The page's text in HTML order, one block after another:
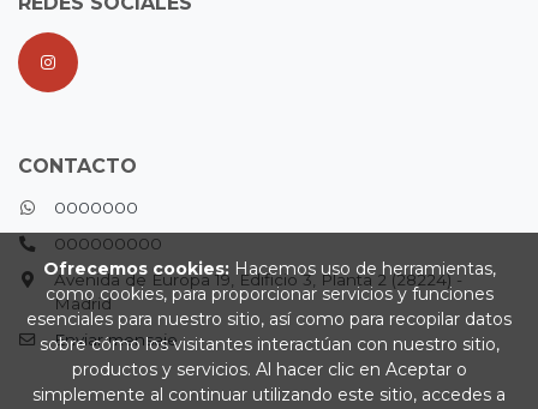
CONTACTO
0000000
000000000
Avenida de Europa 19, Edificio 3, Planta 2 (28224) -
Madrid
Enviar mensaje
Ofrecemos cookies:Hacemos uso de herramientas,
como cookies, para proporcionar servicios y funciones
esenciales para nuestro sitio, así como para recopilar datos
sobre cómo los visitantes interactúan con nuestro sitio,
productos y servicios. Al hacer clic en Aceptar o
simplemente al continuar utilizando este sitio, accedes a